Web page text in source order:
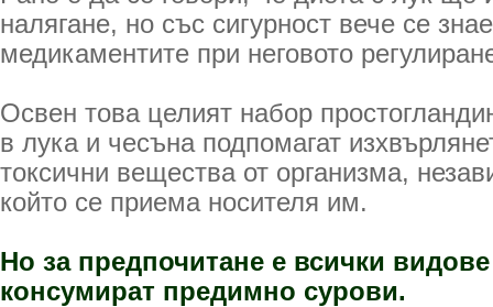
налягане, но със сигурност вече се
медикаментите при неговото
Освен това целият набор
в лука и чесъна подпомагат
токсични вещества от организма,
който се приема носителя им.
Но за предпочитане е всички
консумират предимно сурови.